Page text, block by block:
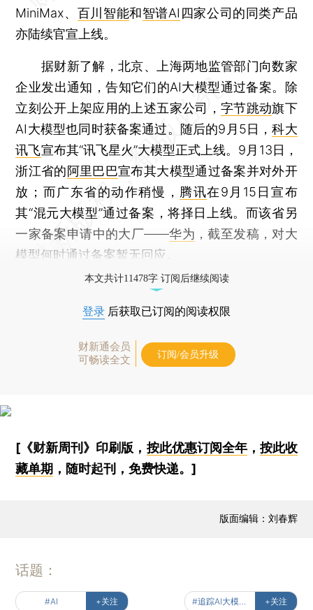
MiniMax、 百川智能和智谱AI 四家公司的同类产品
亦陆续官宣上线。
据财新了解，北京、上海两地监管部门向数家
企业发出通知，告知它们的AI大模型通过备案。除
立刻公开上架应用的上述五家公司， 字节跳动旗下
AI大模型也同时获备案通过。随后的9月5日，科大
讯飞宣布其“讯飞星火”大模型正式上线。9月13日，
浙江省的阿里巴巴宣布其大模型通过备案并对外开
放；而广东省的动作稍慢， 腾讯在9月15日宣布
其“混元大模型”通过备案，将择日上线。而该省另
一家备案申请中的大厂——华为 ，截至发稿，对大
模型何时通过备案暂无回应。
本文共计11478字 订阅后继续阅读
登录 后获取已订阅的阅读权限
财新通会员
可畅读全文
订阅/会员升级
[《财新周刊》印刷版， 按此优惠订阅全年， 按此收
藏单期 ，随时起刊，免费快递。]
版面编辑：刘春辉
话题：
#AI +关注 #追踪AI大模型监管 +关注